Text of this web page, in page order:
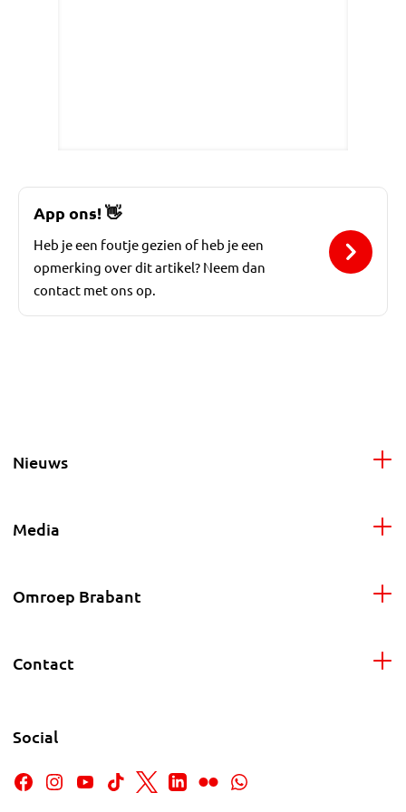
App ons!👋
Heb je een foutje gezien of heb je een
opmerking over dit artikel? Neem dan
contact met ons op.
Nieuws
Media
Omroep Brabant
Contact
Social